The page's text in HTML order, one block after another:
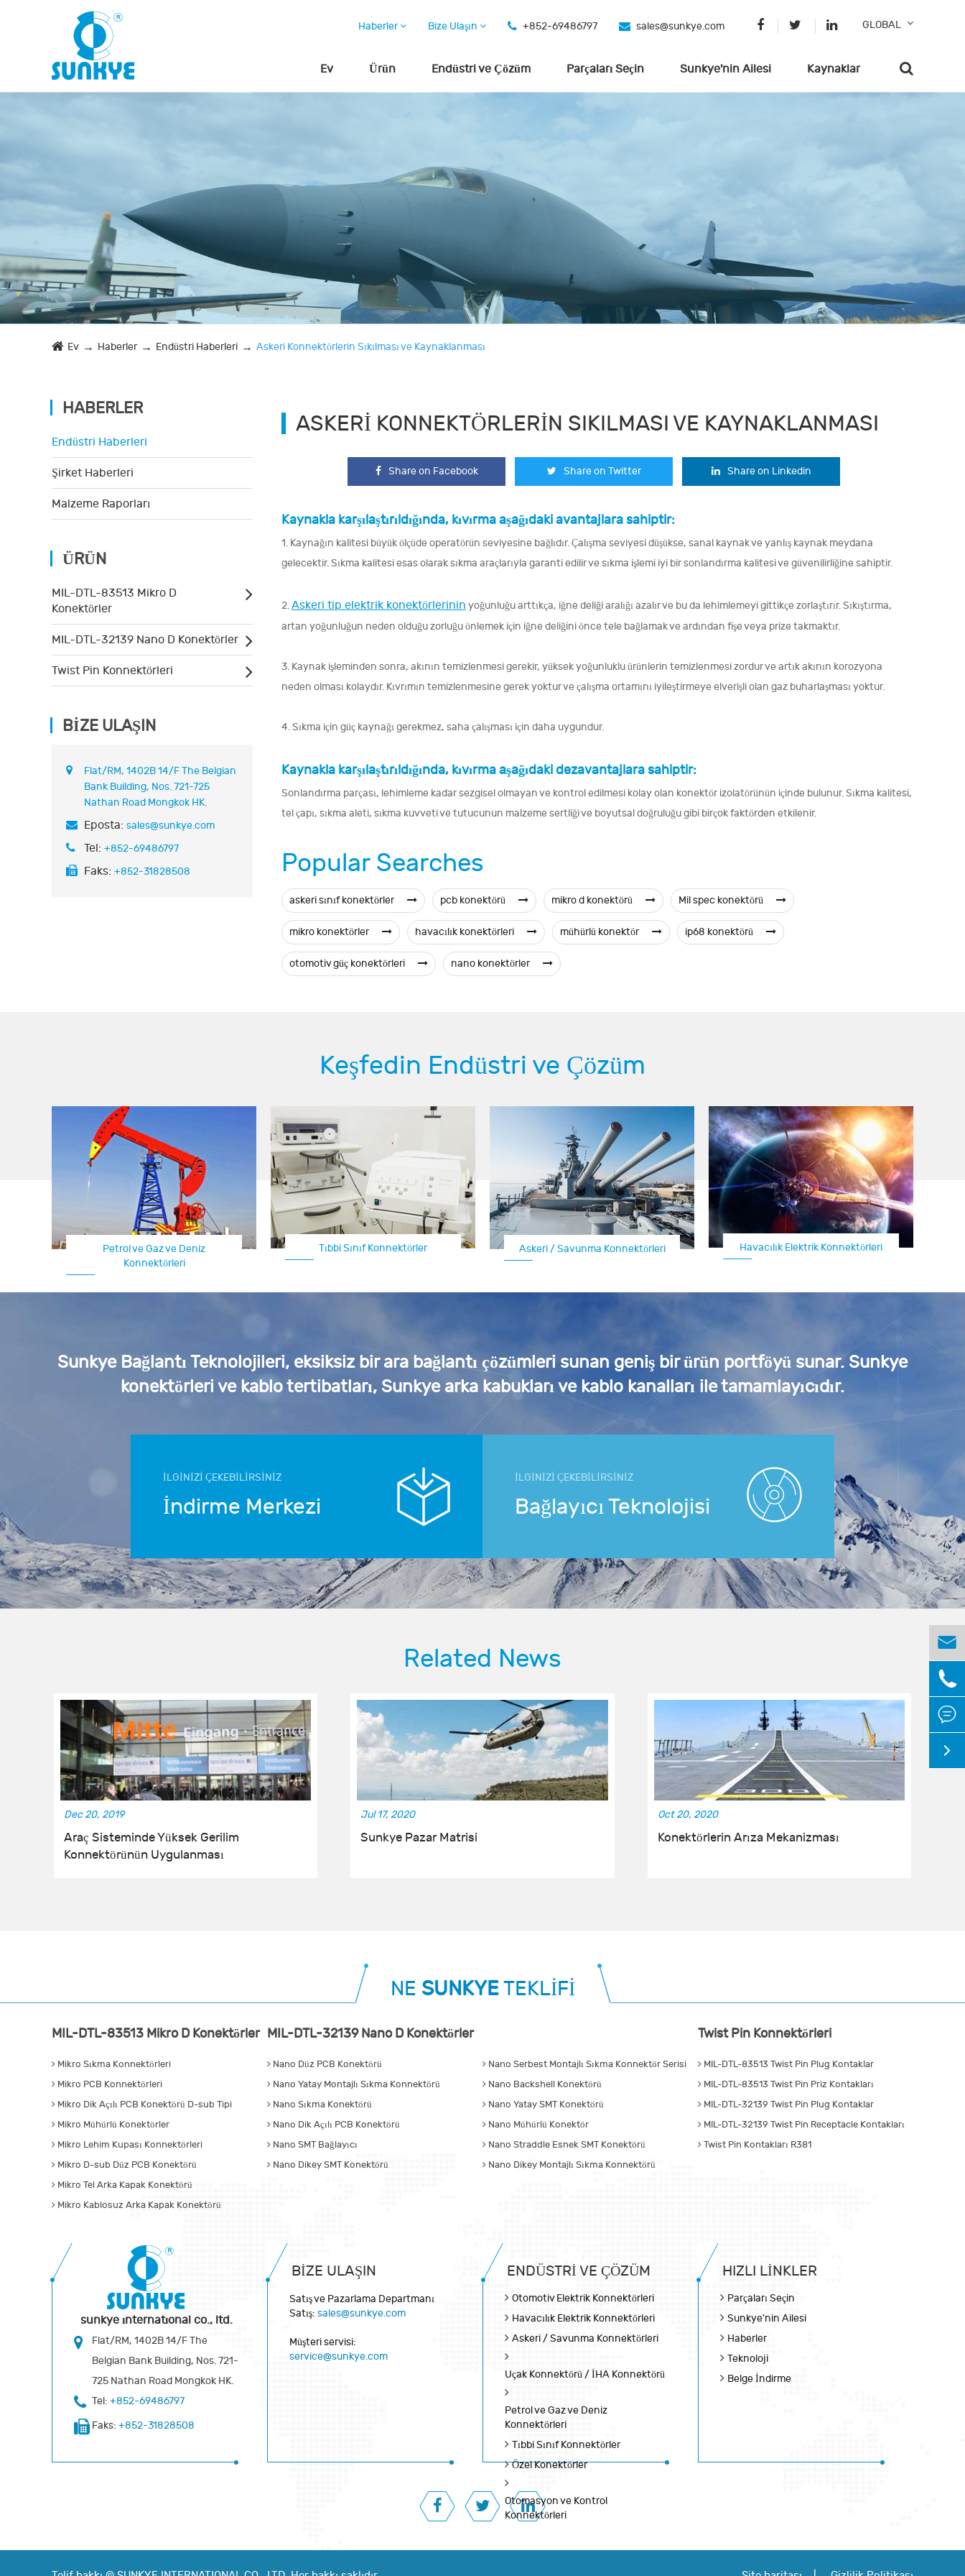
Haberler Bize Ulaşın +852-69486797 sales@sunkye.com GLOBAL
Ev Ürün Endüstri ve Çözüm Parçaları Seçin Sunkye'nin Ailesi Kaynaklar
Ev Haberler Endüstri Haberleri Askeri Konnektörlerin Sıkılması ve Kaynaklanması
HABERLER
Endüstri Haberleri
Şirket Haberleri
Malzeme Raporları
ÜRÜN
MIL-DTL-83513 Mikro D
Konektörler
MIL-DTL-32139 Nano D Konektörler
Twist Pin Konnektörleri
BIZE ULAŞIN
Flat/RM, 1402B 14/F The Belgian
Bank Building, Nos. 721-725
Nathan Road Mongkok HK.
Eposta: sales@sunkye.com
Tel: +852-69486797
Faks: +852-31828508
ASKERI KONNEKTÖRLERIN SIKILMASI VE KAYNAKLANMASI
Share on Facebook Share on Twitter Share on Linkedin
Kaynakla karşılaştırıldığında, kıvırma aşağıdaki avantajlara sahiptir:
1. Kaynağın kalitesi büyük ölçüde operatörün seviyesine bağlıdır. Çalışma seviyesi düşükse, sanal kaynak ve yanlış kaynak meydana
gelecektir. Sıkma kalitesi esas olarak sıkma araçlarıyla garanti edilir ve sıkma işlemi iyi bir sonlandırma kalitesi ve güvenilirliğine sahiptir.
2.Askeri tip elektrik konektörlerinin yoğunluğu arttıkça, iğne deliği aralığı azalır ve bu da lehimlemeyi gittikçe zorlaştırır. Sıkıştırma,
artan yoğunluğun neden olduğu zorluğu önlemek için iğne deliğini önce tele bağlamak ve ardından fişe veya prize takmaktır.
3. Kaynak işleminden sonra, akının temizlenmesi gerekir, yüksek yoğunluklu ürünlerin temizlenmesi zordur ve artık akının korozyona
neden olması kolaydır. Kıvrımın temizlenmesine gerek yoktur ve çalışma ortamını iyileştirmeye elverişli olan gaz buharlaşması yoktur.
4. Sıkma için güç kaynağı gerekmez, saha çalışması için daha uygundur.
Kaynakla karşılaştırıldığında, kıvırma aşağıdaki dezavantajlara sahiptir:
Sonlandırma parçası, lehimleme kadar sezgisel olmayan ve kontrol edilmesi kolay olan konektör izolatörünün içinde bulunur. Sıkma kalitesi,
tel çapı, sıkma aleti, sıkma kuvveti ve tutucunun malzeme sertliği ve boyutsal doğruluğu gibi birçok faktörden etkilenir.
Popular Searches
askeri sınıf konektörler pcb konektörü mikro d konektörü Mil spec konektörü
mikro konektörler havacılık konektörleri mühürlü konektör ip68 konektörü
otomotiv güç konektörleri nano konektörler
Keşfedin Endüstri ve Çözüm
Petrol ve Gaz ve Deniz
Konnektörleri
Tıbbi Sınıf Konnektörler Askeri / Savunma Konnektörleri
Otomotiv Elektrik Konnektörleri Havacılık Elektrik Konnektörleri
Sunkye Bağlantı Teknolojileri, eksiksiz bir ara bağlantı çözümleri sunan geniş bir ürün portföyü sunar. Sunkye
konektörleri ve kablo tertibatları, Sunkye arka kabukları ve kablo kanalları ile tamamlayıcıdır.
İLGİNİZİ ÇEKEBİLİRSİNİZ
İndirme Merkezi
İLGİNİZİ ÇEKEBİLİRSİNİZ
Bağlayıcı Teknolojisi
Related News
Dec 20, 2019
Araç Sisteminde Yüksek Gerilim
Konnektörünün Uygulanması
Jul 17, 2020
Sunkye Pazar Matrisi
Oct 20, 2020
Konektörlerin Arıza Mekanizması
NE SUNKYETEKLİFİ
MIL-DTL-83513 Mikro D Konektörler
Mikro Sıkma Konnektörleri
Mikro PCB Konnektörleri
Mikro Dik Açılı PCB Konektörü D-sub Tipi
Mikro Mühürlü Konektörler
Mikro Lehim Kupası Konnektörleri
Mikro D-sub Düz PCB Konektörü
Mikro Tel Arka Kapak Konektörü
Mikro Kablosuz Arka Kapak Konektörü
MIL-DTL-32139 Nano D Konektörler
Nano Düz PCB Konektörü
Nano Serbest Montajlı Sıkma Konnektör Serisi
Nano Yatay Montajlı Sıkma Konnektörü
Nano Backshell Konektörü
Nano Sıkma Konektörü
Nano Yatay SMT Konektörü
Nano Dik Açılı PCB Konektörü
Nano Mühürlü Konektör
Nano SMT Bağlayıcı
Nano Straddle Esnek SMT Konektörü
Nano Dikey SMT Konektörü
Nano Dikey Montajlı Sıkma Konnektörü
Twist Pin Konnektörleri
MIL-DTL-83513 Twist Pin Plug Kontaklar
MIL-DTL-83513 Twist Pin Priz Kontakları
MIL-DTL-32139 Twist Pin Plug Kontaklar
MIL-DTL-32139 Twist Pin Receptacle Kontakları
Twist Pin Kontakları R381
sunkye international co., ltd.
Flat/RM, 1402B 14/F The
Belgian Bank Building, Nos. 721-
725 Nathan Road Mongkok HK.
Tel: +852-69486797
Faks: +852-31828508
BIZE ULAŞIN
Satış ve Pazarlama Departmanı
Satış: sales@sunkye.com
Müşteri servisi:
service@sunkye.com
ENDÜSTRI VE ÇÖZÜM
Otomotiv Elektrik Konnektörleri
Havacılık Elektrik Konnektörleri
Askeri / Savunma Konnektörleri
Uçak Konnektörü / İHA Konnektörü
Petrol ve Gaz ve Deniz
Konnektörleri
Tıbbi Sınıf Konnektörler
Özel Konektörler
Otomasyon ve Kontrol
Konnektörleri
HIZLI LINKLER
Parçaları Seçin
Sunkye'nin Ailesi
Haberler
Teknoloji
Belge İndirme



